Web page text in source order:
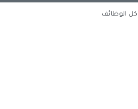
الوظائف